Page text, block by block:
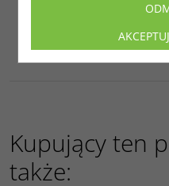
Kupujący ten
także: